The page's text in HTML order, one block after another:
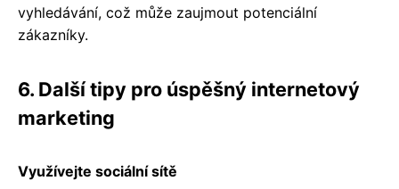
vyhledávání, což může zaujmout potenciální
zákazníky.
6. Další tipy pro úspěšný internetový
marketing
Využívejte sociální sítě